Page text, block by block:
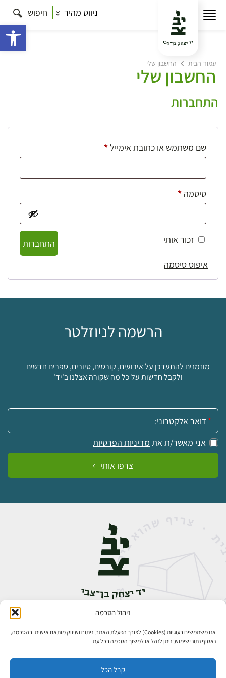
ניהול הסכמה
אנו משתמשים בעוגיות (Cookies) לצורך הפעלת האתר, ניתוח ושיווק מותאם אישית. בהסכמה,
נאסוף נתוני שימוש; ניתן לנהל או למשוך הסכמה בכל עת.
קבל הכל
ניווט מהיר חיפוש
עמוד הבית החשבון שלי
החשבון שלי
התחברות
שם משתמש או כתובת אימייל*חובה
סיסמה *חובה
זכור אותי
התחברות
איפוס סיסמה
הרשמה לניוזלטר
מוזמנים להתעדכן על אירועים, קורסים, סיורים, ספרים חדשים
ולקבל חדשות על כל מה שקורה אצלנו ב'יד'
אימייל:
אני מאשר/ת את מדיניות הפרטיות
צרפו אותי
אבן גבירול 14, רחביה, ירושלים